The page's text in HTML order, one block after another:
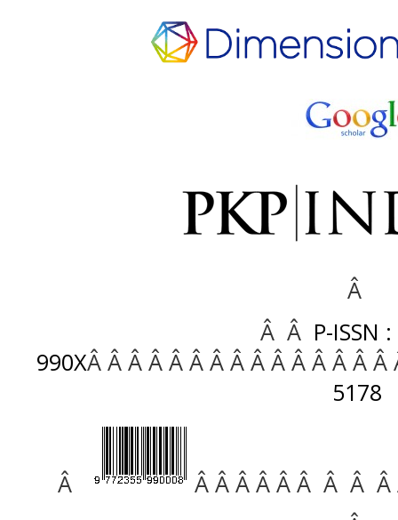
Â
Â Â P-ISSN
990XÂ Â Â Â Â Â Â Â Â Â Â Â Â Â
5178
Â
Â Â Â Â Â Â Â Â